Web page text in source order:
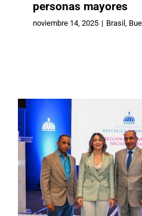
personas mayores
noviembre 14, 2025 | Brasil ,
República
celebra 87 nuevos